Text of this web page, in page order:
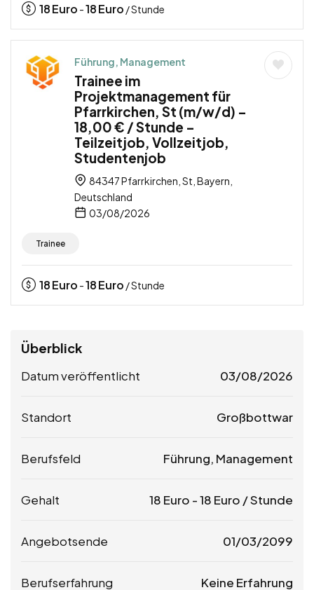
18Euro -18Euro / Stunde
Führung, Management
Trainee im
Projektmanagement für
Pfarrkirchen, St (m/w/d) –
18,00 € / Stunde –
Teilzeitjob, Vollzeitjob,
Studentenjob
84347 Pfarrkirchen, St, Bayern,
Deutschland
03/08/2026
Trainee
18Euro -18Euro / Stunde
Überblick
Datum veröffentlicht 03/08/2026
Standort Großbottwar
Berufsfeld Führung, Management
Gehalt 18 Euro -18 Euro / Stunde
Angebotsende 01/03/2099
Berufserfahrung Keine Erfahrung